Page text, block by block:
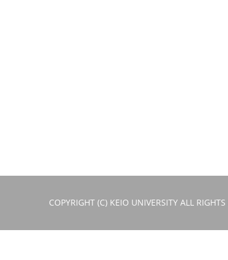
COPYRIGHT (C) KEIO UNIVERSITY ALL RIGHTS